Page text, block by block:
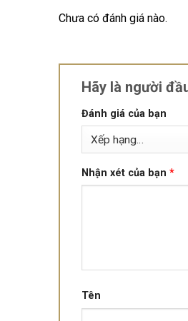
Chưa có đánh giá nào.
Hãy là người
Đánh giá của bạn
Nhận xét của bạn *
Tên